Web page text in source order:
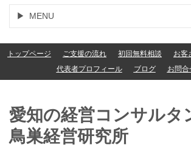
MENU
トップページ ご支援の流れ 初回無料相談 お客
代表者プロフィール
ブログ お問合
愛知の経営コンサルタ
鳥巣経営研究所